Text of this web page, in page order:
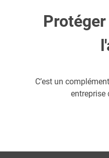
C’est un
entreprise